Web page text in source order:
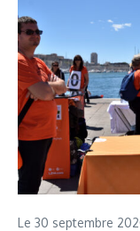
Le 30 septembre